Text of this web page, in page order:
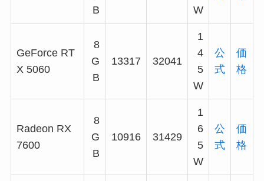
B
W
GeForce RT
X 5060
8
G
B
13317 32041
1
4
5
W
公
式
価
格
Radeon RX
7600
8
G
B
10916 31429
1
6
5
W
公
式
価
格